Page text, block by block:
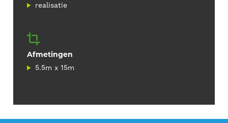
realisatie
Afmetingen
5.5m x 15m